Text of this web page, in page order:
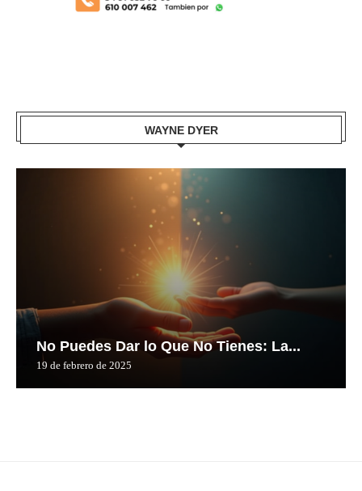
WAYNE DYER
No Puedes Dar lo Que No Tienes: La...
19 de febrero de 2025